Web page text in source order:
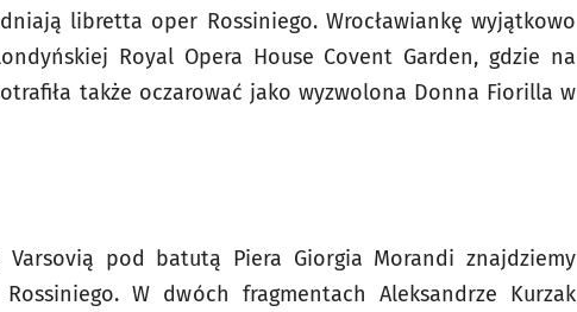
libretta oper Rossiniego. Wrocławiankę wyjątkowo
Royal Opera House Covent Garden, gdzie na
także oczarować jako wyzwolona Donna Fiorilla w
pod batutą Piera Giorgia Morandi znajdziemy
W dwóch fragmentach Aleksandrze Kurzak